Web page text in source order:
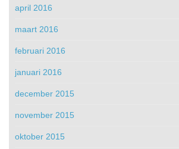
april 2016
maart 2016
februari 2016
januari 2016
december 2015
november 2015
oktober 2015